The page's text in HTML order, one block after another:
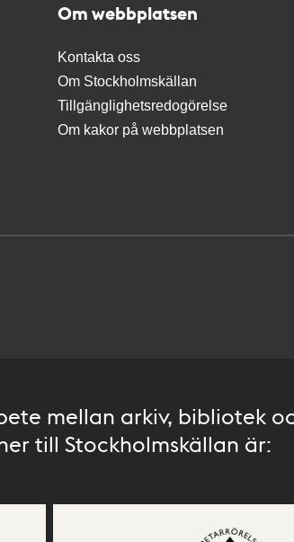
Om webbplatsen
Kontakta oss
Om Stockholmskällan
Tillgänglighetsredogörelse
Om kakor på webbplatsen
mellan arkiv, bibliotek
till Stockholmskällan är: